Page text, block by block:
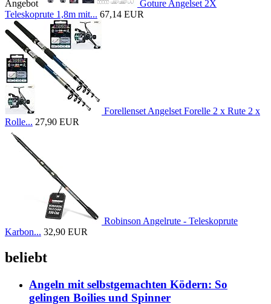
Angebot
Goture Angelset 2X
Teleskoprute 1,8m mit... 67,14 EUR
Forellenset Angelset Forelle 2 x Rute 2 x
Rolle... 27,90 EUR
Robinson Angelrute - Teleskoprute
Karbon... 32,90 EUR
beliebt
Angeln mit selbstgemachten Ködern: So
gelingen Boilies und Spinner